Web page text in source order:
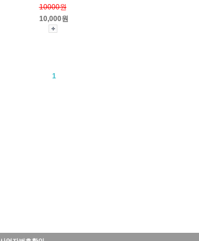
10000원
10,000원
1